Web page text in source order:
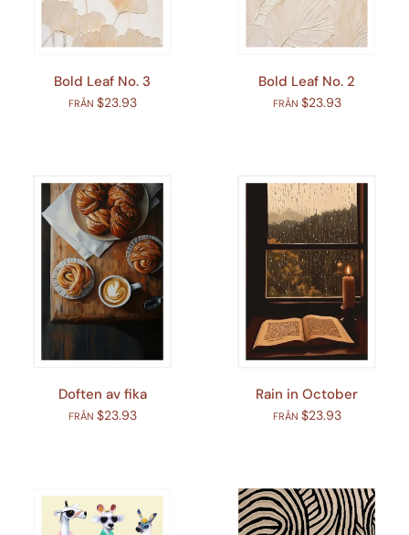
Bold Leaf No. 3
FRÅN $23.93
Bold Leaf No. 2
FRÅN $23.93
Doften av fika
FRÅN $23.93
Rain in October
FRÅN $23.93